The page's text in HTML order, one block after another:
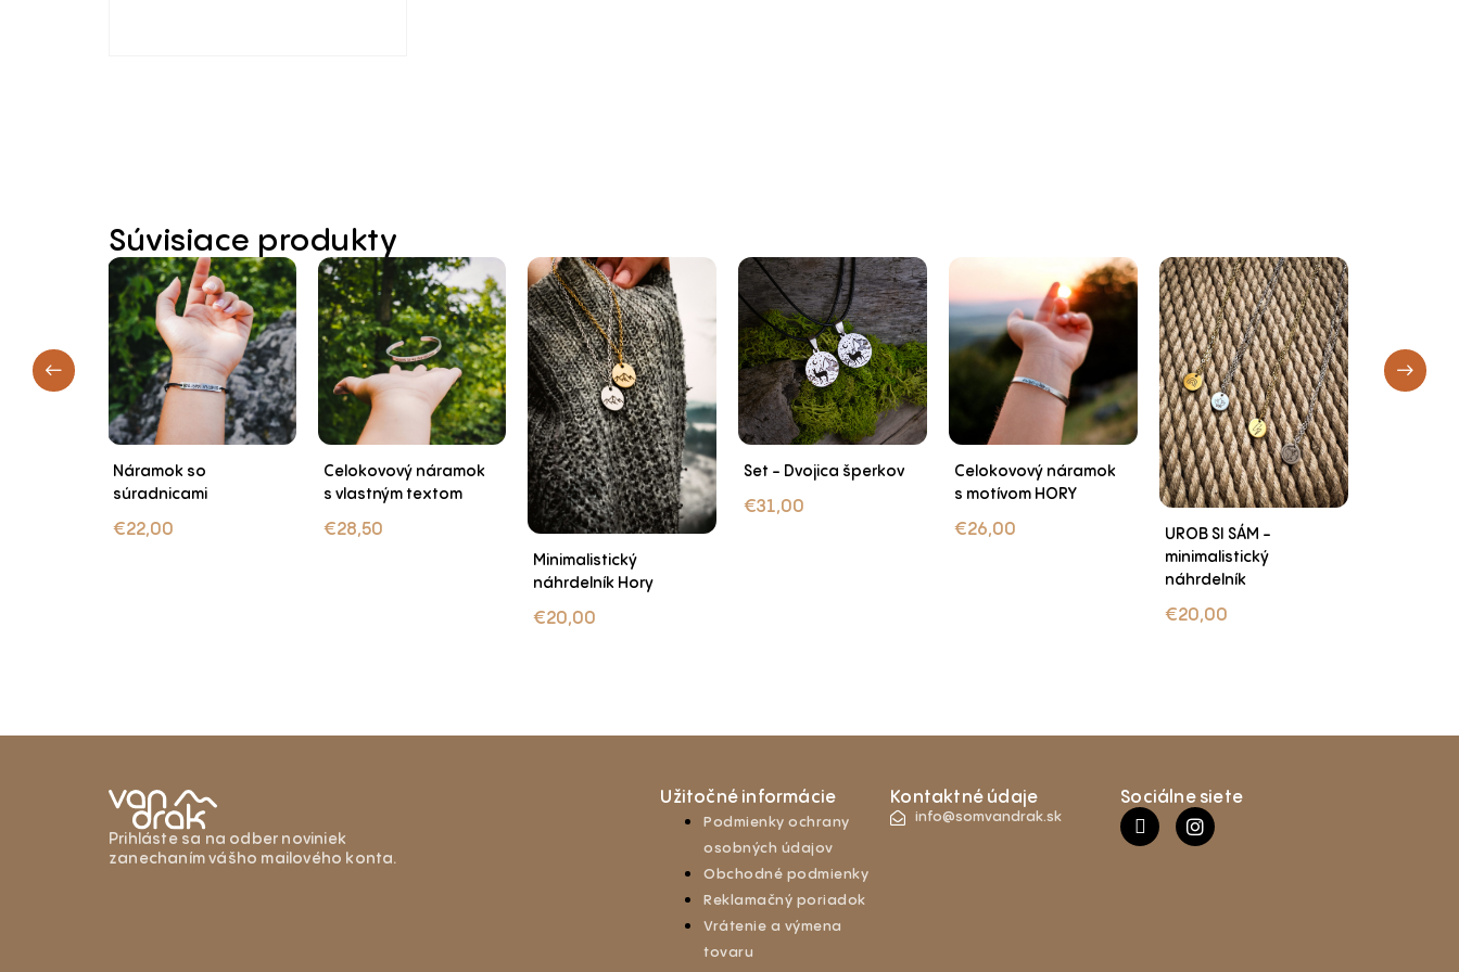
Súvisiace produkty
Náramok so
súradnicami
€22,00
Celokovový náramok
s vlastným textom
€28,50
Minimalistický
náhrdelník Hory
€20,00
Set - Dvojica šperkov
€31,00
Celokovový náramok
s motívom HORY
€26,00
UROB SI SÁM -
minimalistický
náhrdelník
€20,00
Prihláste sa na odber noviniek
zanechaním vášho mailového konta.
Užitočné informácie
Podmienky ochrany
osobných údajov
Obchodné podmienky
Reklamačný poriadok
Vrátenie a výmena
tovaru
Kontaktné údaje
info@somvandrak.sk
Sociálne siete